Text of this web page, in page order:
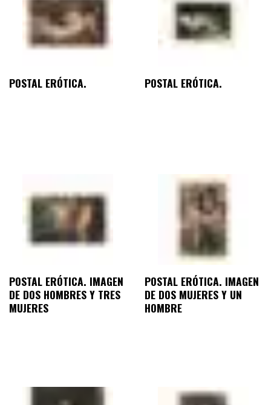
POSTAL ERÓTICA. POSTAL ERÓTICA.
POSTAL ERÓTICA. IMAGEN
DE DOS HOMBRES Y TRES
MUJERES
POSTAL ERÓTICA. IMAGEN
DE DOS MUJERES Y UN
HOMBRE